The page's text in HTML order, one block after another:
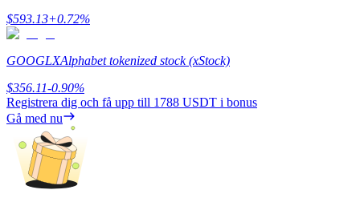
Launchpool
Flexibel insats för att tjäna populära tokens
$593.13+0.72%
GOOGLXAlphabet tokenized stock (xStock)
$356.11-0.90%
Registrera dig och få upp till 1788 USDT i bonus
Gå med nu